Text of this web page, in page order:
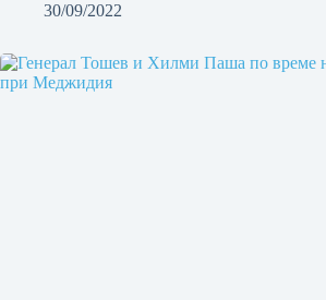
30/09/2022